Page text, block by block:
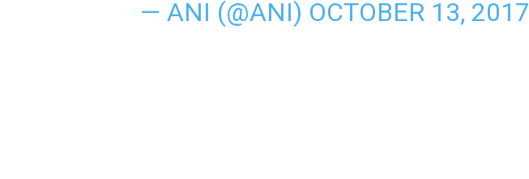
— ANI (@ANI) OCTOBER 13, 2017